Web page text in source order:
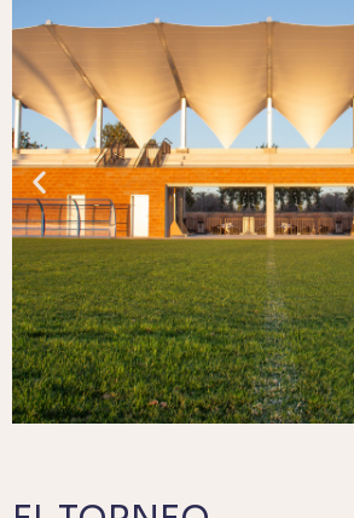
PROCEDENTES DE TODO EL